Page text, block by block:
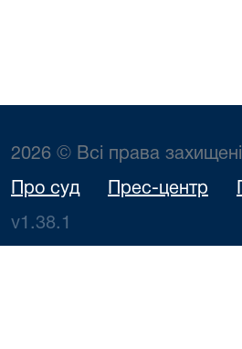
2026 © Всі права захищені
Про суд Прес-центр
v1.38.1